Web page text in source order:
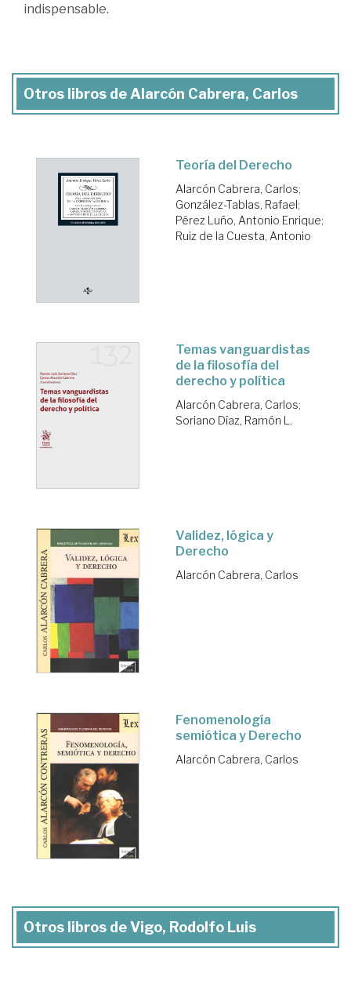
indispensable.
Otros libros de Alarcón Cabrera, Carlos
Teoría del Derecho
Alarcón Cabrera, Carlos;
González-Tablas, Rafael;
Pérez Luño, Antonio Enrique;
Ruiz de la Cuesta, Antonio
Temas vanguardistas
de la filosofía del
derecho y política
Alarcón Cabrera, Carlos;
Soriano Díaz, Ramón L.
Validez, lógica y
Derecho
Alarcón Cabrera, Carlos
Fenomenología
semiótica y Derecho
Alarcón Cabrera, Carlos
Otros libros de Vigo, Rodolfo Luis